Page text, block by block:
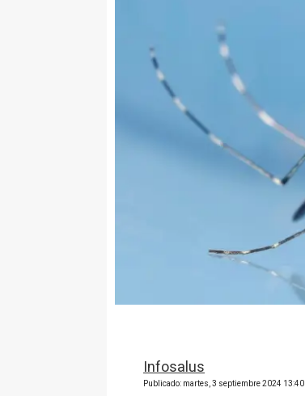
Infosalus
Publicado: martes, 3 septiembre 2024 13:40